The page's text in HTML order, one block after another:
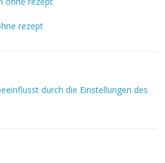
rezept
durch die Einstellungen des